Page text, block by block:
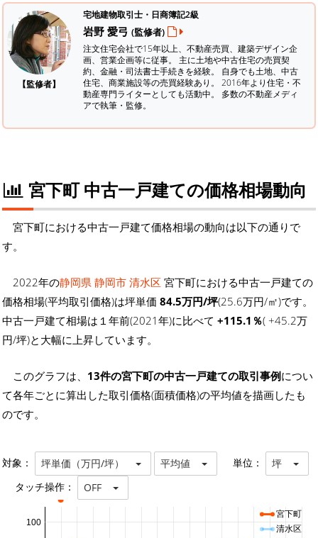
【監修者】
宅地建物取引士・日商簿記2級
岩野 愛弓 (監修者)
注文住宅会社で15年以上、不動産売買、建築デザイン企
画、営業企画等に従事。 主に土地や中古住宅の売買契
約、金融・司法書士手続きを経験。 自身でも土地、中古
住宅、商業施設等の売買経験あり。 2016年より住宅・不
動産専門ライターとしても活動中。 多数の不動産メディ
アで執筆・監修。
宮下町 中古一戸建ての価格相場動向
宮下町における中古一戸建て価格相場の動向は以下の通りで
す。
2022年の静岡県 静岡市 清水区 宮下町における中古一戸建ての
価格相場(平均取引価格)は坪単価 84.5万円/坪(25.6万円/㎡)です。
中古一戸建て相場は１年前(2021年)に比べて +115.1％( +45.2万
円/坪)と大幅に上昇しています。
このグラフは、 13件の宮下町の中古一戸建ての取引事例につい
て各年ごとに算出した取引価格(面積価格)の平均値を描画したも
のです。
対象： 坪単価（万円/坪） 平均値 単位： 坪
タッチ操作： OFF
100
宮下町
清水区